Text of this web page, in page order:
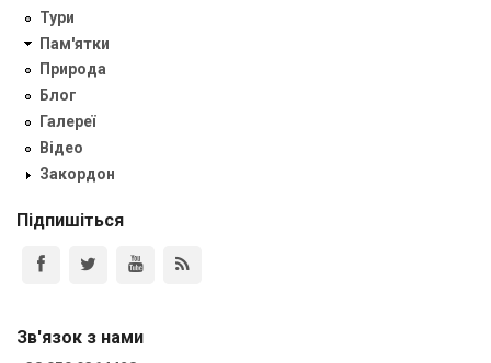
Тури
Пам'ятки
Природа
Блог
Галереї
Відео
Закордон
Підпишіться
Зв'язок з нами